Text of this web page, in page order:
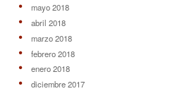
mayo 2018
abril 2018
marzo 2018
febrero 2018
enero 2018
diciembre 2017